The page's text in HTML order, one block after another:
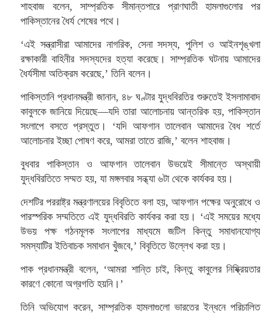
শাহবাজ বলেন, সাম্প্রতিক সীমান্তপারে প্রাণঘাতী হামলাগুলোর পর
পাকিস্তানের ধৈর্য শেষের পথে।
‘এই সন্ত্রাসীরা আমাদের নাগরিক, সেনা সদস্য, পুলিশ ও আইনশৃঙ্খলা
রক্ষাকারী বাহিনীর সদস্যদের হত্যা করেছে। সাম্প্রতিক ঘটনায় আমাদের
ধৈর্যসীমা অতিক্রম করেছে,’ তিনি বলেন।
পাকিস্তানি প্রধানমন্ত্রী জানান, ৪৮ ঘণ্টার যুদ্ধবিরতির শুরুতেই ইসলামাবাদ
কাবুলকে জানিয়ে দিয়েছে—যদি তারা আলোচনায় আন্তরিক হয়, পাকিস্তান
সংলাপে বসতে প্রস্তুত। ‘যদি আফগান তালেবান আমাদের বৈধ শর্তে
আলোচনার ইচ্ছা পোষণ করে, আমরা তাতে রাজি,’ বলেন শাহবাজ।
বুধবার পাকিস্তান ও আফগান তালেবান উভয়েই সীমান্তে অস্থায়ী
যুদ্ধবিরতিতে সম্মত হয়, যা মঙ্গলবার সন্ধ্যা ৬টা থেকে কার্যকর হয়।
দেশটির পররাষ্ট্র মন্ত্রণালয়ের বিবৃতিতে বলা হয়, আফগান পক্ষের অনুরোধে ও
পারস্পরিক সম্মতিতে এই যুদ্ধবিরতি কার্যকর করা হয়। ‘এই সময়ের মধ্যে
উভয় পক্ষ গঠনমূলক সংলাপের মাধ্যমে জটিল কিন্তু সমাধানযোগ্য
সমস্যাটির ইতিবাচক সমাধান খুঁজবে,’ বিবৃতিতে উল্লেখ করা হয়।
পাক প্রধানমন্ত্রী বলেন, ‘আমরা শান্তি চাই, কিন্তু কাবুলের নিষ্ক্রিয়তার
কারণে কোনো অগ্রগতি হয়নি।’
তিনি অভিযোগ করেন, সাম্প্রতিক হামলাগুলো ভারতের ইন্ধনে পরিচালিত